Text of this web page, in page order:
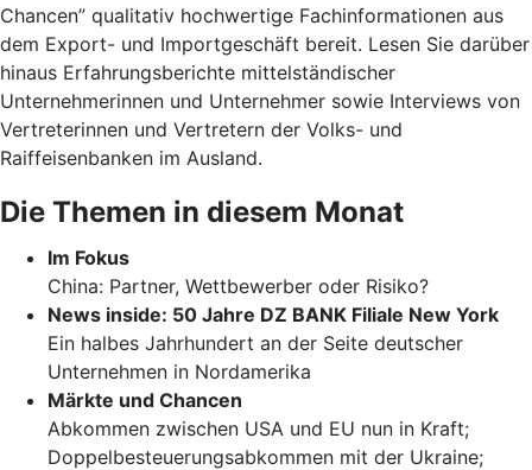
Chancen” qualitativ hochwertige Fachinformationen aus
dem Export- und Importgeschäft bereit. Lesen Sie darüber
hinaus Erfahrungsberichte mittelständischer
Unternehmerinnen und Unternehmer sowie Interviews von
Vertreterinnen und Vertretern der Volks- und
Raiffeisenbanken im Ausland.
Die Themen in diesem Monat
Im Fokus
China: Partner, Wettbewerber oder Risiko?
News inside: 50 Jahre DZ BANK Filiale New York
Ein halbes Jahrhundert an der Seite deutscher
Unternehmen in Nordamerika
Märkte und Chancen
Abkommen zwischen USA und EU nun in Kraft;
Doppelbesteuerungsabkommen mit der Ukraine;